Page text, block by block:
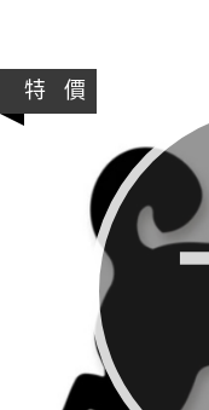
特 價